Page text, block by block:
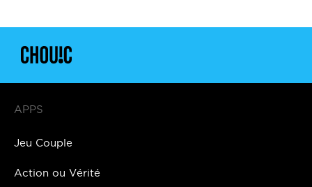
APPS
Jeu Couple
Action ou Vérité